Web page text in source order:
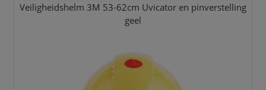
Veiligheidshelm 3M 53-62cm Uvicator en pinverstelling
geel